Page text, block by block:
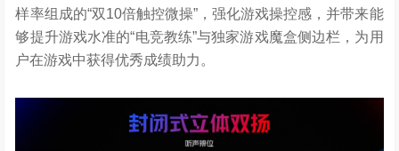
样率组成的“双10倍触控微操”，强化游戏操控感，并带来能
够提升游戏水准的“电竞教练”与独家游戏魔盒侧边栏，为用
户在游戏中获得优秀成绩助力。